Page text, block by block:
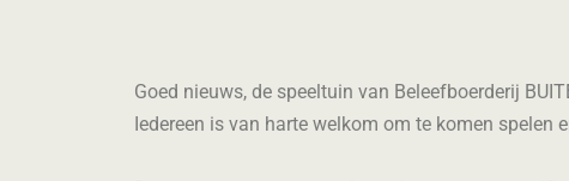
Goed nieuws, de speeltuin van Beleefboerderij
Iedereen is van harte welkom om te komen spelen